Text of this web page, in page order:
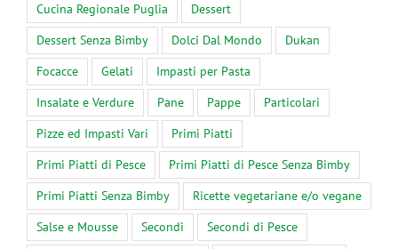
Cucina Regionale Puglia
Dessert
Dessert Senza Bimby
Dolci Dal Mondo
Dukan
Focacce
Gelati
Impasti per Pasta
Insalate e Verdure
Pane Pappe
Particolari
Pizze ed Impasti Vari
Primi Piatti
Primi Piatti di Pesce
Primi Piatti di Pesce Senza Bimby
Primi Piatti Senza Bimby
Ricette vegetariane e/o vegane
Salse e Mousse
Secondi
Secondi di Pesce